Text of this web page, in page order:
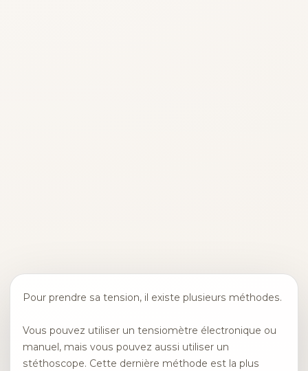
Pour prendre sa tension, il existe plusieurs méthodes.
Vous pouvez utiliser un tensiomètre électronique ou
manuel, mais vous pouvez aussi utiliser un
stéthoscope. Cette dernière méthode est la plus